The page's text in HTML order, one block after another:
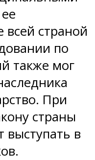
всей страной
по
также мог
При
страны
в